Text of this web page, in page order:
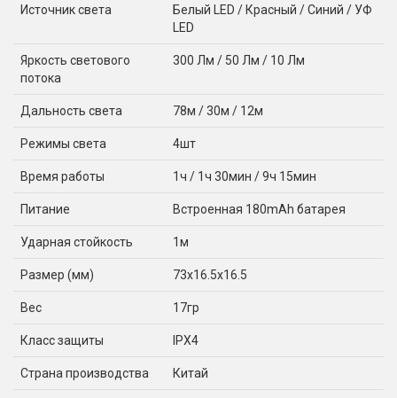
Источник света
Белый LED / Красный / Синий / УФ
LED
Яркость светового
потока
300 Лм / 50 Лм / 10 Лм
Дальность света 78м / 30м / 12м
Режимы света 4шт
Время работы 1ч / 1ч 30мин / 9ч 15мин
Питание Встроенная 180mAh батарея
Ударная стойкость 1м
Размер (мм) 73x16.5x16.5
Вес 17гр
Класс защиты IPX4
Страна производства Китай